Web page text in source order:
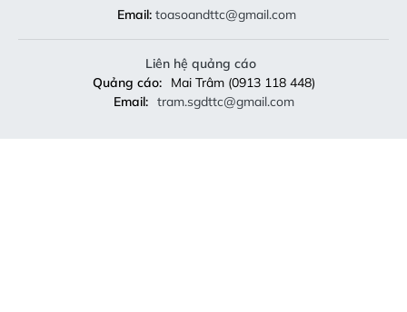
Email: toasoandttc@gmail.com
Liên hệ quảng cáo
Quảng cáo:
Mai Trâm (0913 118 448)
Email: tram.sgdttc@gmail.com